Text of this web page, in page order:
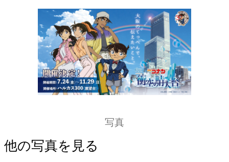
写真
他の写真を見る